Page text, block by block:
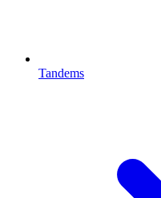
Tandems